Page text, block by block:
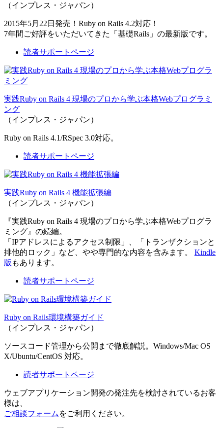
（インプレス・ジャパン）
2015年5月22日発売！Ruby on Rails 4.2対応！
7年間ご好評をいただいてきた「基礎Rails」の最新版です。
読者サポートページ
実践Ruby on Rails 4 現場のプロから学ぶ本格Webプログラミ
ング
（インプレス・ジャパン）
Ruby on Rails 4.1/RSpec 3.0対応。
読者サポートページ
実践Ruby on Rails 4 機能拡張編
（インプレス・ジャパン）
『実践Ruby on Rails 4 現場のプロから学ぶ本格Webプログラ
ミング』の続編。
「IPアドレスによるアクセス制限」、「トランザクションと
排他的ロック」など、やや専門的な内容を含みます。 Kindle
版 もあります。
読者サポートページ
Ruby on Rails環境構築ガイド
（インプレス・ジャパン）
ソースコード管理から公開まで徹底解説。Windows/Mac OS
X/Ubuntu/CentOS 対応。
読者サポートページ
ウェブアプリケーション開発の発注先を検討されているお客
様は、
ご相談フォーム をご利用ください。